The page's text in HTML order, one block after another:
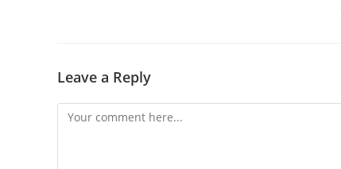
Leave a Reply
Comment